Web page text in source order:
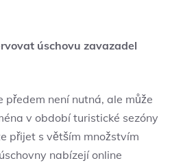
úschovu zavazadel
předem není nutná, ale může
v období turistické sezóny
přijet s větším množstvím
nabízejí online